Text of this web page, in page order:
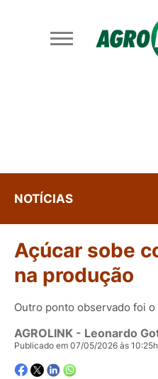
NOTÍCIAS
Açúcar sobe
na produção
Outro ponto observado foi
AGROLINK - Leonardo
Publicado em 07/05/2026 às